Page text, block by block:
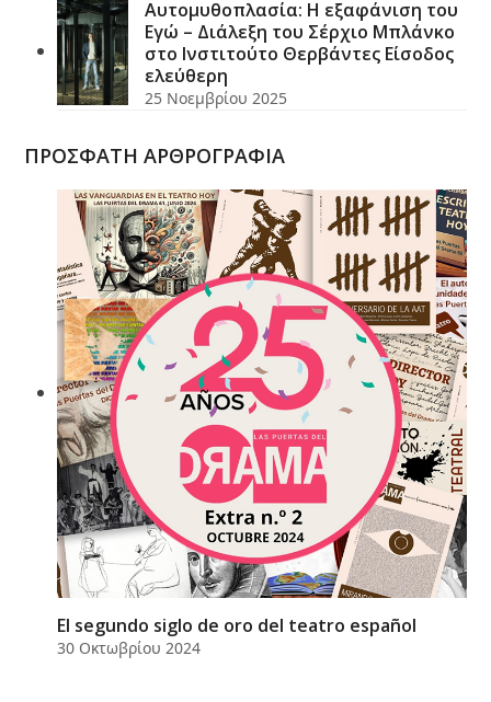
Αυτομυθοπλασία: Η εξαφάνιση του
Εγώ – Διάλεξη του Σέρχιο Μπλάνκο
στο Ινστιτούτο Θερβάντες Είσοδος
ελεύθερη
25 Νοεμβρίου 2025
ΠΡΟΣΦΑΤΗ ΑΡΘΡΟΓΡΑΦΙΑ
El segundo siglo de oro del teatro español
30 Οκτωβρίου 2024